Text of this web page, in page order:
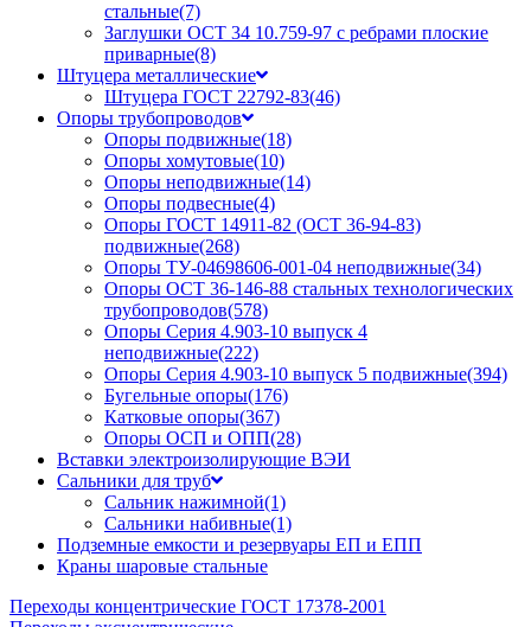
стальные(7)
Заглушки ОСТ 34 10.759-97 с ребрами плоские
приварные(8)
Штуцера металлические
Штуцера ГОСТ 22792-83(46)
Опоры трубопроводов
Опоры подвижные(18)
Опоры хомутовые(10)
Опоры неподвижные(14)
Опоры подвесные(4)
Опоры ГОСТ 14911-82 (ОСТ 36-94-83)
подвижные(268)
Опоры ТУ-04698606-001-04 неподвижные(34)
Опоры ОСТ 36-146-88 стальных технологических
трубопроводов(578)
Опоры Серия 4.903-10 выпуск 4
неподвижные(222)
Опоры Серия 4.903-10 выпуск 5 подвижные(394)
Бугельные опоры(176)
Катковые опоры(367)
Опоры ОСП и ОПП(28)
Вставки электроизолирующие ВЭИ
Сальники для труб
Сальник нажимной(1)
Сальники набивные(1)
Подземные емкости и резервуары ЕП и ЕПП
Краны шаровые стальные
Переходы концентрические ГОСТ 17378-2001